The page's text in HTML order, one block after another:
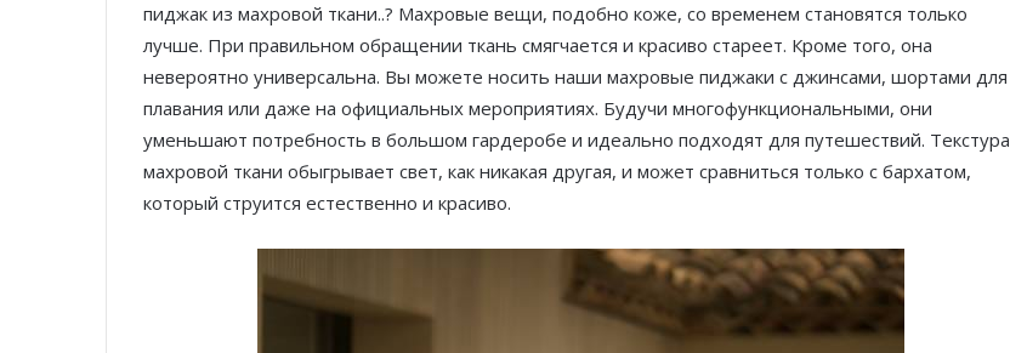
пиджак из махровой ткани..? Махровые вещи, подобно коже, со временем становятся только
лучше. При правильном обращении ткань смягчается и красиво стареет. Кроме того, она
невероятно универсальна. Вы можете носить наши махровые пиджаки с джинсами, шортами для
плавания или даже на официальных мероприятиях. Будучи многофункциональными, они
уменьшают потребность в большом гардеробе и идеально подходят для путешествий. Текстура
махровой ткани обыгрывает свет, как никакая другая, и может сравниться только с бархатом,
который струится естественно и красиво.